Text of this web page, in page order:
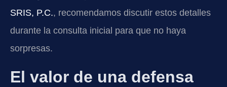
SRIS, P.C., recomendamos discutir estos detalles
durante la consulta inicial para que no haya
sorpresas.
El valor de una defensa